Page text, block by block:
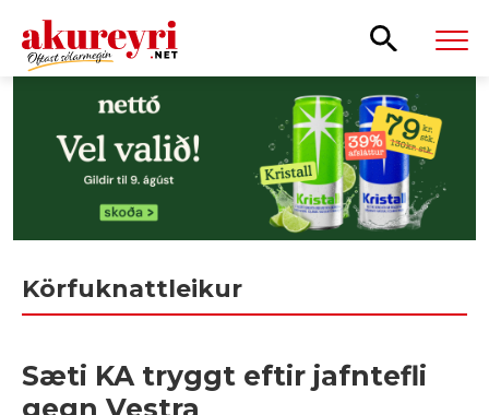
Körfuknattleikur
Sæti KA tryggt eftir jafntefli
gegn Vestra